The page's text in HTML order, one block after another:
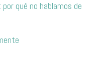
qué no hablamos de